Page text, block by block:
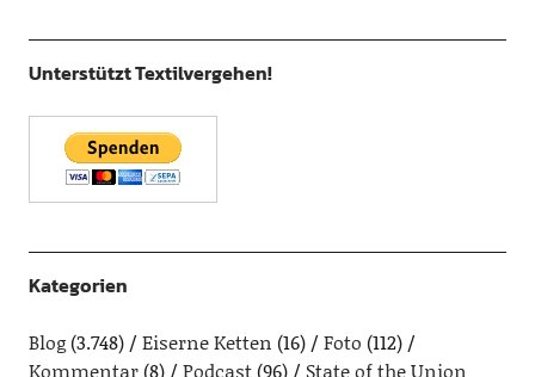
Unterstützt Textilvergehen!
Kategorien
Blog(3.748) Eiserne Ketten (16) Foto (112)
Kommentar(8) Podcast(96) State of the Union